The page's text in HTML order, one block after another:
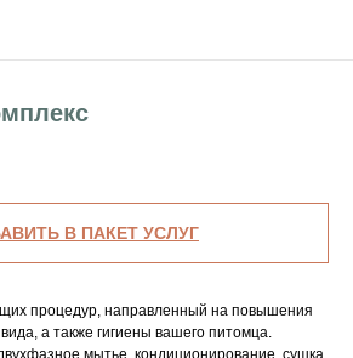
В ПАКЕТ УСЛУГ
процедур, направленный на повышения
а также гигиены вашего питомца.